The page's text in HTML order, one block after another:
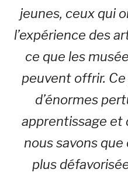
jeunes, ceux qui
l’expérience des
ce que les
peuvent offrir. Ce
d’énormes
apprentissage et
nous savons
plus